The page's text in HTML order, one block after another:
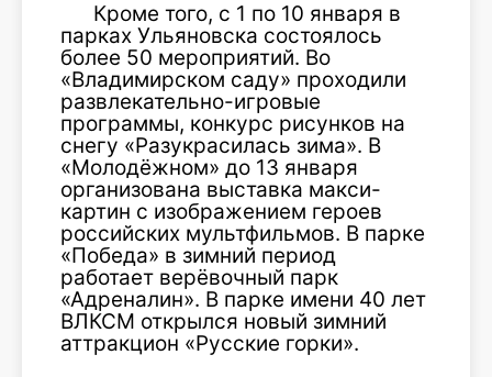
Кроме того, с 1 по 10 января в
парках Ульяновска состоялось
более 50 мероприятий. Во
«Владимирском саду» проходили
развлекательно-игровые
программы, конкурс рисунков на
снегу «Разукрасилась зима». В
«Молодёжном» до 13 января
организована выставка макси-
картин с изображением героев
российских мультфильмов. В парке
«Победа» в зимний период
работает верёвочный парк
«Адреналин». В парке имени 40 лет
ВЛКСМ открылся новый зимний
аттракцион «Русские горки».